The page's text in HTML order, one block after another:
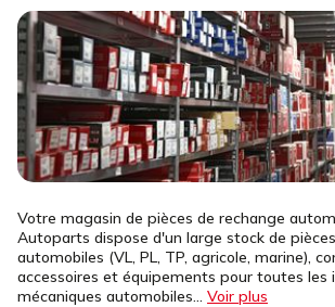
Votre magasin de pièces de rechange
Autoparts dispose d'un large stock de
automobiles (VL, PL, TP, agricole, marine),
accessoires et équipements pour toutes les
mécaniques automobiles... Voir plus